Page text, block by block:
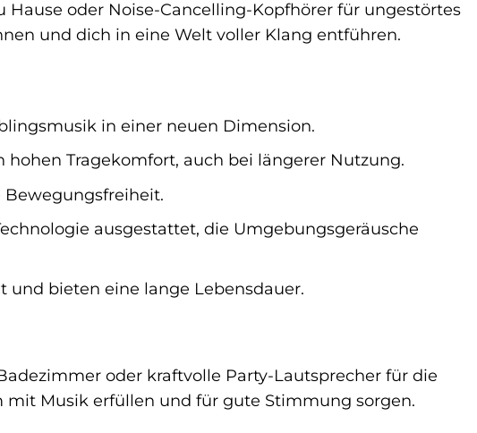
Hause oder Noise-Cancelling-Kopfhörer für ungestörtes
und dich in eine Welt voller Klang entführen.
in einer neuen Dimension.
Tragekomfort, auch bei längerer Nutzung.
Bewegungsfreiheit.
ausgestattet, die Umgebungsgeräusche
und bieten eine lange Lebensdauer.
oder kraftvolle Party-Lautsprecher für die
mit Musik erfüllen und für gute Stimmung sorgen.